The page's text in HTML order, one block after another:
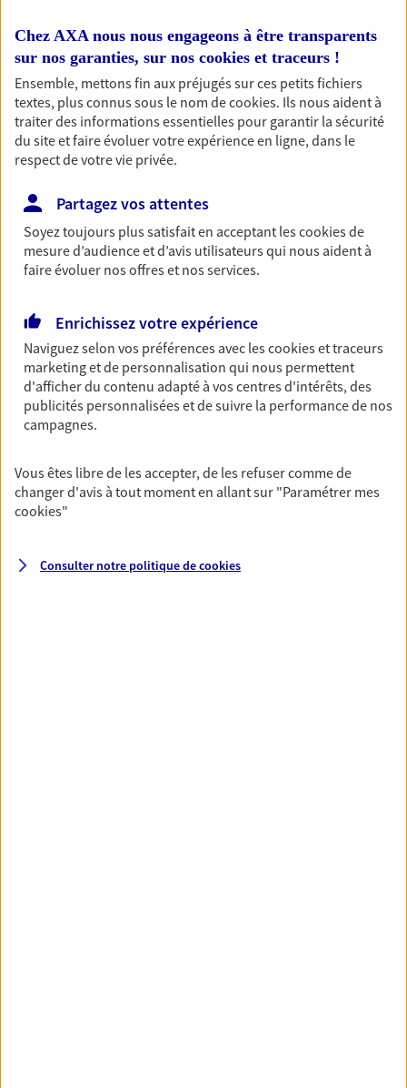
Nos offres phares
Réalisez vos projets grâce à votre épargne : achat
immobilier, études des enfants ou voyage autour
du monde… Épargnez à votre rythme et
simplement, selon votre profil.
Retraite
Préparez sereinement ce nouveau chapitre de
votre vie avec les conseils d'un expert. Découvrez
notre solution PER (Plan Epargne Retraite)
spécialement conçue pour la retraite.
Découvrir l'offre Retraite
Pour un avenir serein, assurez-vous avec notre
contrat prévoyance. Préservez vos proches en cas
Chez AXA nous nous engageons à être transparents
sur nos garanties, sur nos cookies et traceurs !
Ensemble, mettons fin aux préjugés sur ces petits fichiers
textes, plus connus sous le nom decookies. Ils nous aident à
traiter des informations essentielles pour garantir la sécurité
du site et faire évoluer votre expérience en ligne, dans le
respect de votre vie privée.
Partagez vos attentes
Soyez toujours plus satisfait en acceptant lescookiesde
mesure d’audience et d’avis utilisateurs qui nous aident à
faire évoluer nos offres et nos services.
Enrichissez votre expérience
Naviguez selon vos préférences avec lescookies et traceurs
marketing et de personnalisation qui nous permettent
d'afficher du contenu adapté à vos centres d'intérêts, des
publicités personnalisées et de suivre la performance de nos
campagnes.
Vous êtes libre de les accepter, de les refuser comme de
changer d'avis à tout moment en allant sur "Paramétrer mes
cookies"
Consulter notre politique decookies